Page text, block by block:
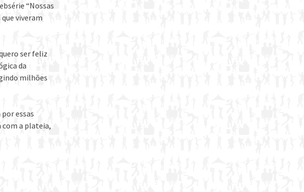
“Nossas
viveram
ser feliz
da
milhões
essas
com a plateia,